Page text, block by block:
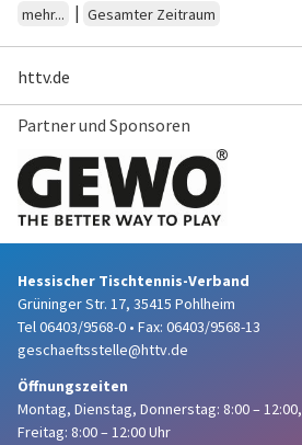
mehr...
| Gesamter Zeitraum
httv.de
Partner und Sponsoren
Hessischer Tischtennis-Verband
Grüninger Str. 17, 35415 Pohlheim
Tel 06403/9568-0 • Fax: 06403/9568-13
geschaeftsstelle@httv.de
Öffnungszeiten
Montag, Dienstag, Donnerstag: 8:00 – 12:00,
Freitag: 8:00 – 12:00 Uhr